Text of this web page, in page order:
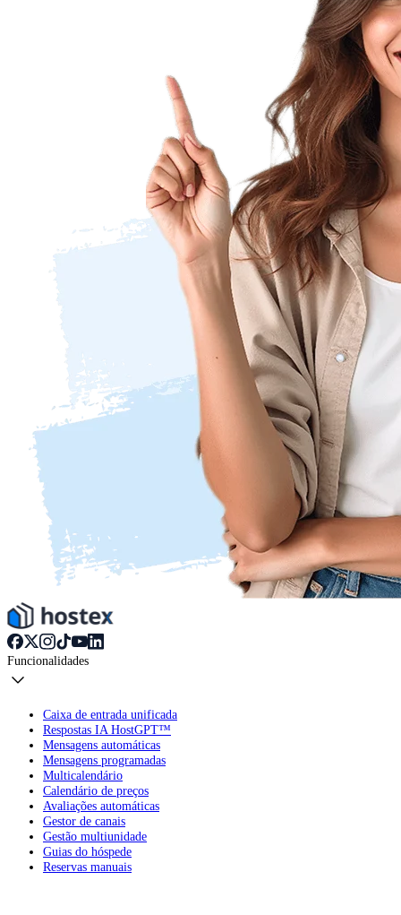
Funcionalidades
Caixa de entrada unificada
Respostas IA HostGPT™
Mensagens automáticas
Mensagens programadas
Multicalendário
Calendário de preços
Avaliações automáticas
Gestor de canais
Gestão multiunidade
Guias do hóspede
Reservas manuais